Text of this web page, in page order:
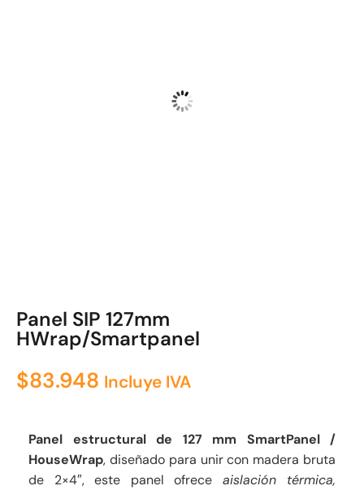
Panel SIP 127mm
HWrap/Smartpanel
$83.948 Incluye IVA
Panel estructural de 127 mm SmartPanel /
HouseWrap, diseñado para unir con madera bruta
de 2×4″, este panel ofrece aislación térmica,